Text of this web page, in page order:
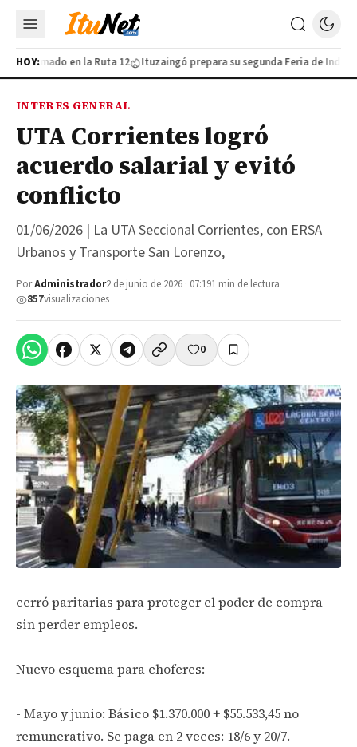
HOY:
armado en la Ruta 12 Ituzaingó prepara su segunda Feria de
INTERES GENERAL
UTA Corrientes logró
acuerdo salarial y evitó
conflicto
01/06/2026 | La UTA Seccional Corrientes, con ERSA
Urbanos y Transporte San Lorenzo,
PorAdministrador2 de junio de 2026 · 07:191 min de lectura
857visualizaciones
0
cerró paritarias para proteger el poder de compra
sin perder empleos.
Nuevo esquema para choferes:
- Mayo y junio: Básico $1.370.000 + $55.533,45 no
remunerativo. Se paga en 2 veces: 18/6 y 20/7.